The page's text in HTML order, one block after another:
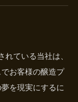
ている当社は、
お客様の醸造プ
を現実にするに